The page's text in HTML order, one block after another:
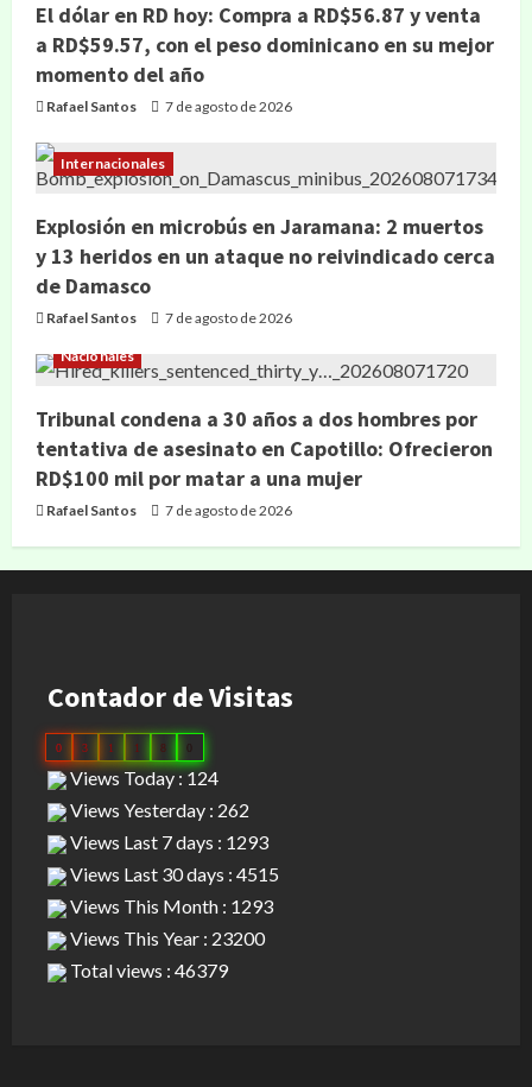
El dólar en RD hoy: Compra a RD$56.87 y venta
a RD$59.57, con el peso dominicano en su mejor
momento del año
Rafael Santos 7 de agosto de 2026
Internacionales
Explosión en microbús en Jaramana: 2 muertos
y 13 heridos en un ataque no reivindicado cerca
de Damasco
Rafael Santos 7 de agosto de 2026
Nacionales
Tribunal condena a 30 años a dos hombres por
tentativa de asesinato en Capotillo: Ofrecieron
RD$100 mil por matar a una mujer
Rafael Santos 7 de agosto de 2026
Contador de Visitas
0 3 1 1 0
Views Today : 124
Views Yesterday : 262
Views Last 7 days : 1293
Views Last 30 days : 4515
Views This Month : 1293
Views This Year : 23200
Total views : 46379